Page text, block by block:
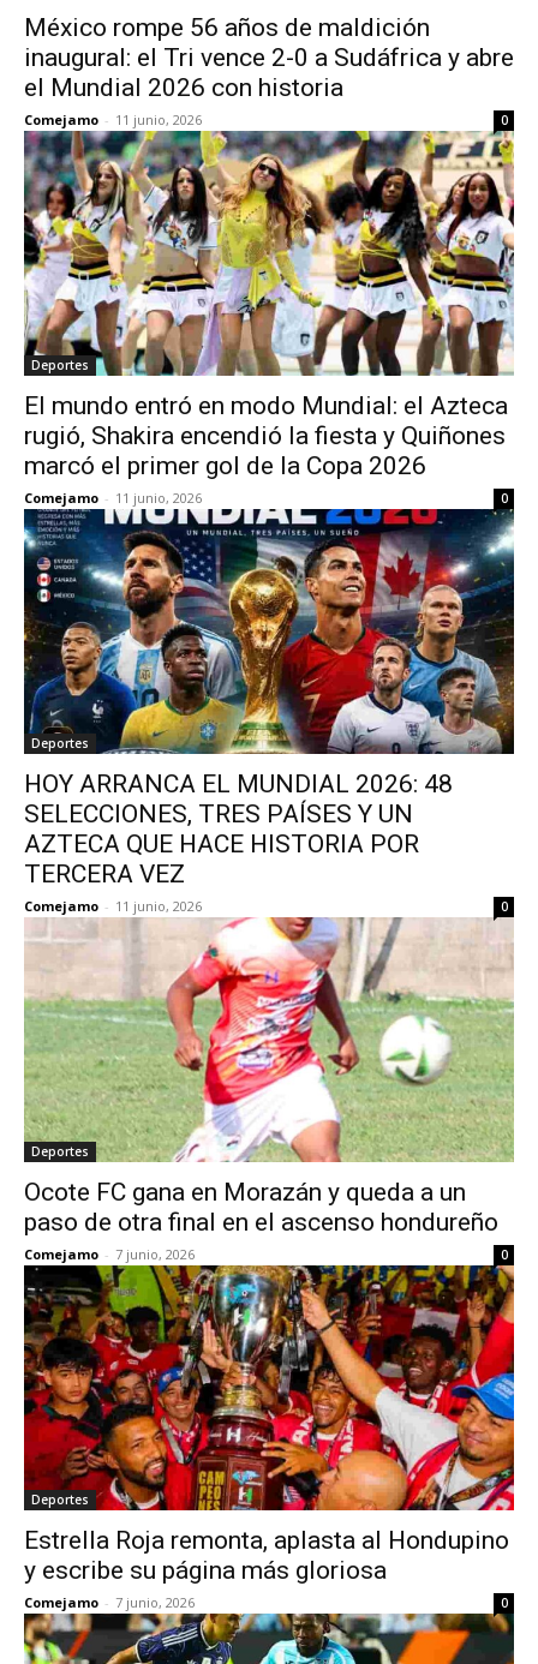
México rompe 56 años de maldición
inaugural: el Tri vence 2-0 a Sudáfrica y abre
el Mundial 2026 con historia
Comejamo - 11 junio, 2026 0
Deportes
El mundo entró en modo Mundial: el Azteca
rugió, Shakira encendió la fiesta y Quiñones
marcó el primer gol de la Copa 2026
Comejamo - 11 junio, 2026 0
Deportes
HOY ARRANCA EL MUNDIAL 2026: 48
SELECCIONES, TRES PAÍSES Y UN
AZTECA QUE HACE HISTORIA POR
TERCERA VEZ
Comejamo - 11 junio, 2026 0
Deportes
Ocote FC gana en Morazán y queda a un
paso de otra final en el ascenso hondureño
Comejamo - 7 junio, 2026 0
Deportes
Estrella Roja remonta, aplasta al Hondupino
y escribe su página más gloriosa
Comejamo - 7 junio, 2026 0